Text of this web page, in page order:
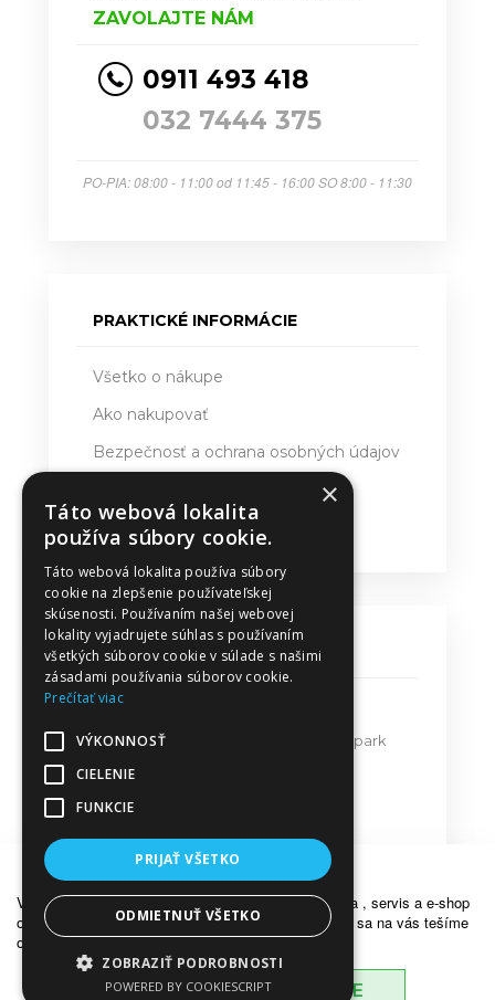
ZAVOLAJTE NÁM
0911 493 418
032 7444 375
PO-PIA: 08:00 - 11:00 od 11:45 - 16:00 SO 8:00 - 11:30
PRAKTICKÉ INFORMÁCIE
Všetko o nákupe
Ako nakupovať
Bezpečnosť a ochrana osobných údajov
Obchodné podmienky
KONTAKT
Bratislavská ulica 579, Priemyselný park
911 05 Trenčín
mpt@mpt.sk
dakr@mpt.sk
© 2017 Všetky práva vyhradené |
OZNÁMENIE
Vážení zákazníci, z dôvodu dovolenky bude predajňa , servis a e-shop
od 18.7.2026 do 26.7.2026 ZATVORENÝ . Opätovne sa na vás tešíme
od pondelka 27.7.2026. Ďakujeme za porozumenie .
BERIEM NA VEDOMIE
×
Táto webová lokalita
používa súbory cookie.
Táto webová lokalita používa súbory
cookie na zlepšenie používateľskej
skúsenosti. Používaním našej webovej
lokality vyjadrujete súhlas s používaním
všetkých súborov cookie v súlade s našimi
zásadami používania súborov cookie.
Prečítať viac
VÝKONNOSŤ
CIELENIE
FUNKCIE
PRIJAŤ VŠETKO
ODMIETNUŤ VŠETKO
ZOBRAZIŤ PODROBNOSTI
POWERED BY COOKIESCRIPT